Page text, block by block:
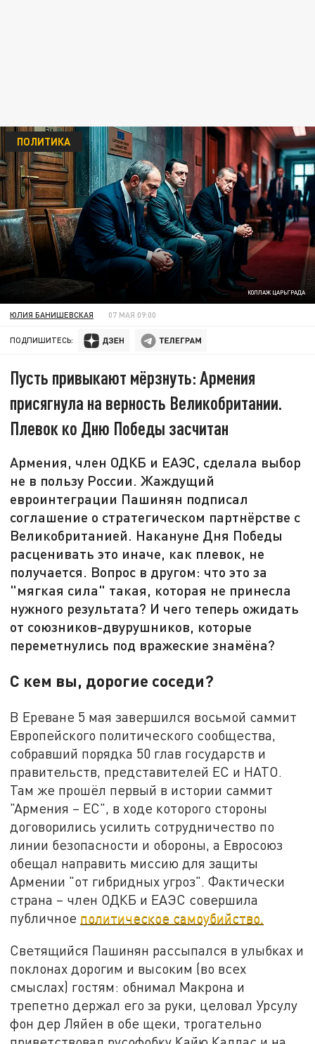
КОЛЛАЖ ЦАРЬГРАДА
ПОЛИТИКА
ЮЛИЯ БАНИШЕВСКАЯ 07 МАЯ 09:00
ПОДПИШИТЕСЬ:
Пусть привыкают мёрзнуть: Армения
присягнула на верность Великобритании.
Плевок ко Дню Победы засчитан
Армения, член ОДКБ и ЕАЭС, сделала выбор
не в пользу России. Жаждущий
евроинтеграции Пашинян подписал
соглашение о стратегическом партнёрстве с
Великобританией. Накануне Дня Победы
расценивать это иначе, как плевок, не
получается. Вопрос в другом: что это за
"мягкая сила" такая, которая не принесла
нужного результата? И чего теперь ожидать
от союзников-двурушников, которые
переметнулись под вражеские знамёна?
С кем вы, дорогие соседи?
В Ереване 5 мая завершился восьмой саммит
Европейского политического сообщества,
собравший порядка 50 глав государств и
правительств, представителей ЕС и НАТО.
Там же прошёл первый в истории саммит
"Армения – ЕС", в ходе которого стороны
договорились усилить сотрудничество по
линии безопасности и обороны, а Евросоюз
обещал направить миссию для защиты
Армении "от гибридных угроз". Фактически
страна – член ОДКБ и ЕАЭС совершила
публичное политическое самоубийство.
Светящийся Пашинян рассыпался в улыбках и
поклонах дорогим и высоким (во всех
смыслах) гостям: обнимал Макрона и
трепетно держал его за руки, целовал Урсулу
фон дер Ляйен в обе щеки, трогательно